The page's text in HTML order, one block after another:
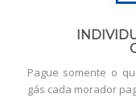
Pague somente o
gás cada morador